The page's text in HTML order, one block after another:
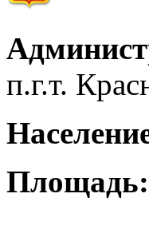
п.г.т.
Площадь: